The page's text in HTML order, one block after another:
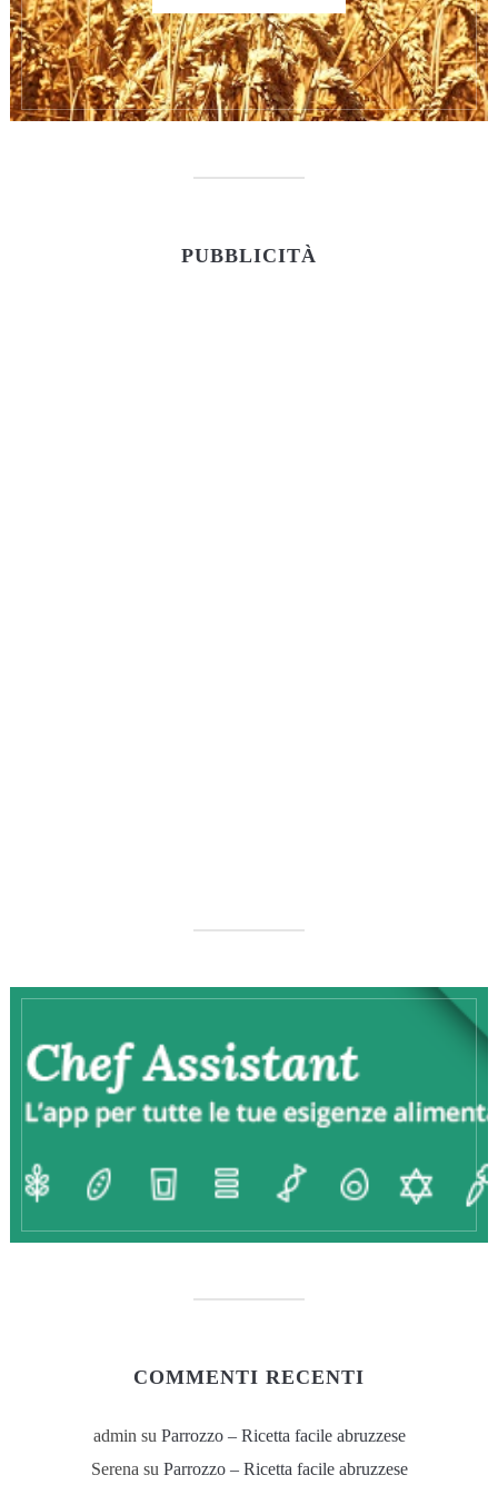
PUBBLICITÀ
COMMENTI RECENTI
admin su Parrozzo – Ricetta facile abruzzese
Serena su Parrozzo – Ricetta facile abruzzese